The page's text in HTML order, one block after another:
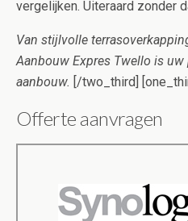
vergelijken. Uiteraard zonder
Van stijlvolle
Aanbouw Expres Twello is
aanbouw. [/two_third]
Offerte aanvragen